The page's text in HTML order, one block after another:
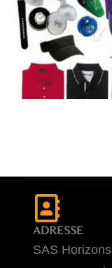
ADRESSE
SAS